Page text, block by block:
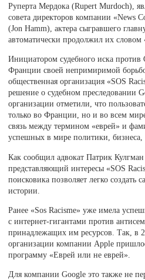
Руперта Мердока (Rupert Murdoch),
совета директоров компании
(Jon Hamm), актера сыгравшего
автоматически продолжил их словом
Инициатором судебного иска против
Франции своей непримиримой
общественная организация «SOS
решение о судебном преследовании
организации отметили, что
только во Франции, но и во всем
связь между термином «еврей» и
успешных в мире политики,
Как сообщил адвокат Патрик
представляющий интересы «SOS
поисковика позволяет легко создать
истории.
Ранее «Sos Racisme» уже имела
с интернет-гигантами против
принадлежащих им ресурсов. Так, в
организации компании Apple
программу «Еврей или не еврей».
Для компании Google это также не